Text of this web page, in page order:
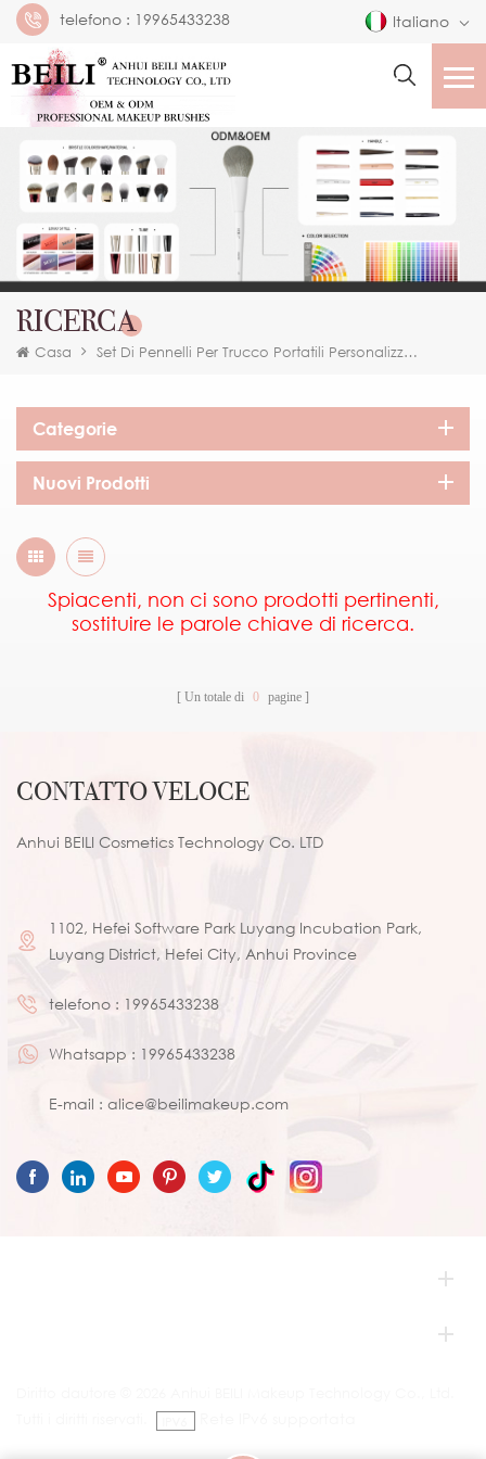
telefono : 19965433238 Italiano
RICERCA
Casa Set Di Pennelli Per Trucco Portatili Personalizzati Rosa
Categorie
Nuovi Prodotti
Spiacenti, non ci sono prodotti pertinenti,
sostituire le parole chiave di ricerca.
Un totale di 0 pagine
CONTATTO VELOCE
Anhui BEILI Cosmetics Technology Co. LTD
1102, Hefei Software Park Luyang Incubation Park,
Luyang District, Hefei City, Anhui Province
telefono : 19965433238
Whatsapp : 19965433238
E-mail : alice@beilimakeup.com